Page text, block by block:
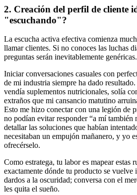
2. Creación del perfil de cliente
"escuchando"?
La escucha activa efectiva comienza
llamar clientes. Si no conoces las luchas
preguntas serán inevitablemente genéricas.
Iniciar conversaciones casuales con
de mi industria siempre ha dado
vendía suplementos nutricionales, solía
extraños que mi cansancio matutino
Esto me hizo conectar con una legión de
no podían evitar responder “a mí también
detallar las soluciones que habían
necesitaban un empujón mañanero, y yo
ofrecérselo.
Como estratega, tu labor es mapear estas
exactamente dónde tu producto se vuelve
dardos a la oscuridad; conversa con el
les quita el sueño.